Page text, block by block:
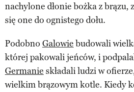
nachylone dłonie bożka z brązu,
się one do ognistego dołu.
Podobno Galowie budowali
której pakowali jeńców, i
Germanie składali ludzi w
wielkim brązowym kotle. Kiedy